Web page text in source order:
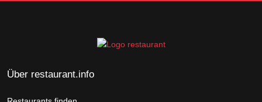
Über restaurant.info